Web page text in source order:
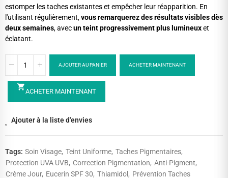
estomper les taches existantes et empêcher leur réapparition. En
l'utilisant régulièrement,vous remarquerez des résultats visibles dès
deux semaines, avecun teint progressivement plus lumineuxet
éclatant.
AJOUTER AU PANIER ACHETER MAINTENANT
shopping_cartACHETER MAINTENANT
Ajouter à la liste d'envies
Tags: Soin Visage Teint Uniforme Taches Pigmentaires
Protection UVA UVB
Correction Pigmentation Anti-Pigment
Crème Jour Eucerin SPF 30 Thiamidol Prévention Taches